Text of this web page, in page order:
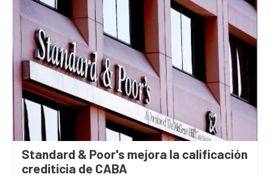
Standard & Poor's mejora la calificación
crediticia de CABA